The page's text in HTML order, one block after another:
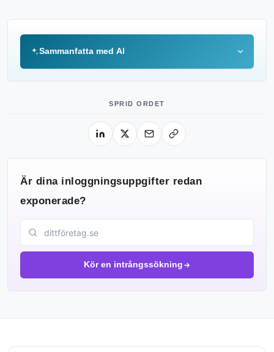
Sammanfatta med AI
SPRID ORDET
Är dina inloggningsuppgifter redan
exponerade?
Kör en intrångssökning